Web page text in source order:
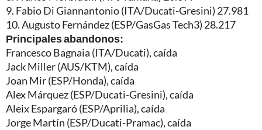
9. Fabio Di Giannantonio (ITA/Ducati-Gresini) 27.981
10. Augusto Fernández (ESP/GasGas Tech3) 28.217
Principales abandonos:
Francesco Bagnaia (ITA/Ducati), caída
Jack Miller (AUS/KTM), caída
Joan Mir (ESP/Honda), caída
Alex Márquez (ESP/Ducati-Gresini), caída
Aleix Espargaró (ESP/Aprilia), caída
Jorge Martín (ESP/Ducati-Pramac), caída